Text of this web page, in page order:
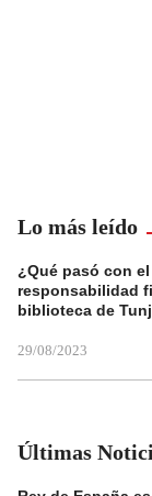
Lo más leído
¿Qué pasó con
responsabilidad
biblioteca de
29/08/2023
Últimas